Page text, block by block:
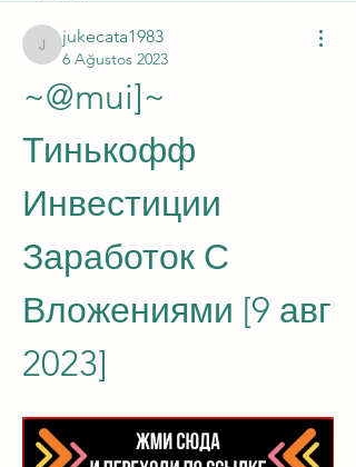
jukecata1983
jukecata1983
6 Ağustos 2023
~@mui]~
Тинькофф
Инвестиции
Заработок С
Вложениями [9 авг
2023]